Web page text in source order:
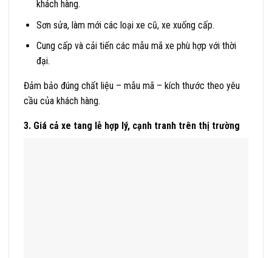
khách hàng.
Sơn sửa, làm mới các loại xe cũ, xe xuống cấp.
Cung cấp và cải tiến các mẫu mã xe phù hợp với thời
đại.
Đảm bảo đúng chất liệu – mẫu mã – kích thước theo yêu
cầu của khách hàng.
3. Giá cả xe tang lễ hợp lý, cạnh tranh trên thị trường